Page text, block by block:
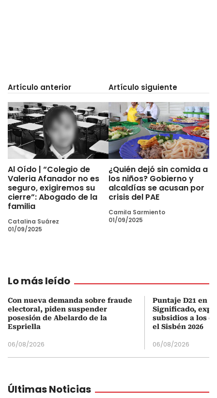
Artículo anterior
Al Oído | “Colegio de
Valeria Afanador no es
seguro, exigiremos su
cierre”: Abogado de la
familia
Catalina Suárez
01/09/2025
Artículo siguiente
¿Quién dejó sin comida a
los niños? Gobierno y
alcaldías se acusan por
crisis del PAE
Camila Sarmiento
01/09/2025
Lo más leído
Con nueva demanda sobre fraude
electoral, piden suspender
posesión de Abelardo de la
Espriella
06/08/2026
Puntaje D21 en
Significado,
subsidios a los
el Sisbén 2026
06/08/2026
Últimas Noticias